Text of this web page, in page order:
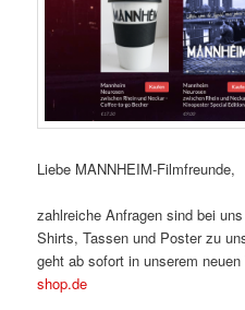
Liebe MANNHEIM-Filmfreunde,
zahlreiche Anfragen sind bei
Shirts, Tassen und Poster zu
geht ab sofort in unserem
shop.de